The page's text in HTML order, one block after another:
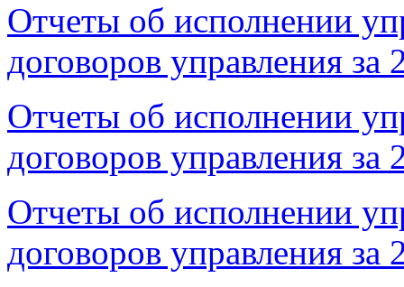
Отчеты об исполнении
договоров управления за
Отчеты об исполнении
договоров управления за
Отчеты об исполнении
договоров управления за